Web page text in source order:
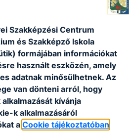
Szakképzési Centrum
és Szakképző Iskola
formájában információkat
használt eszközén, amely
adatnak minősülhetnek. Az
van dönteni arról, hogy
kívánja
k alkalmazásáról
a Cookie tájékoztatóban